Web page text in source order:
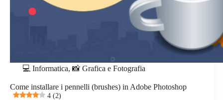
💻 Informatica, 📸 Grafica e Fotografia
Come installare i pennelli (brushes) in Adobe Photoshop
4 (2)